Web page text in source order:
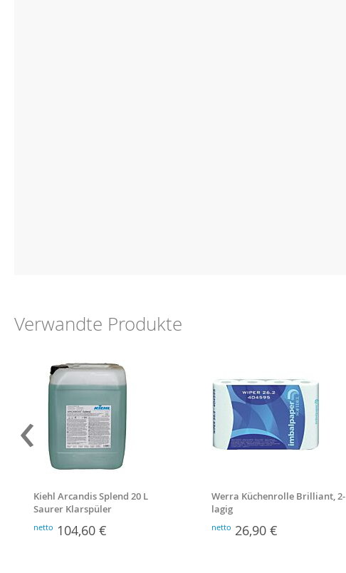
Verwandte Produkte
Kiehl Arcandis Splend 20 L
Saurer Klarspüler
netto 104,60 €
Werra Küchenrolle Brilliant, 2-
lagig
netto 26,90 €
‹